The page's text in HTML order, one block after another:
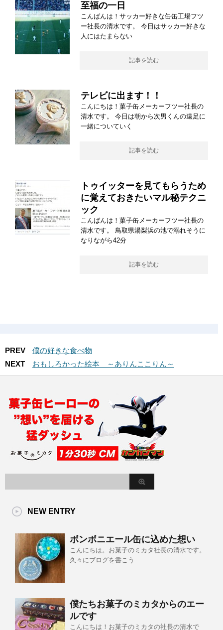
至福の一日
こんばんは！サッカー好きな缶缶工場フツ
ー社長の清水です。 今日はサッカー好きな
人にはたまらない
記事を読む
テレビに出ます！！
こんにちは！菓子缶メーカーフツー社長の
清水です。 今日は朝から次男くんの遠足に
一緒についていく
記事を読む
トゥイッターを見てもらうため
に覚えておきたいマル秘テクニ
ック
こんばんは！菓子缶メーカーフツー社長の
清水です。 鳥取県湯梨浜の池で溺れそうに
なりながら42分
記事を読む
PREV
僕の好きな食べ物
NEXT
おもしろかった絵本 ～ありんここりん～
NEW ENTRY
ボンボニエール缶に込めた想い
こんにちは。お菓子のミカタ社長の清水です。
久々にブログを書こう
僕たちお菓子のミカタからのエー
ルです
こんにちは！お菓子のミカタの社長の清水で